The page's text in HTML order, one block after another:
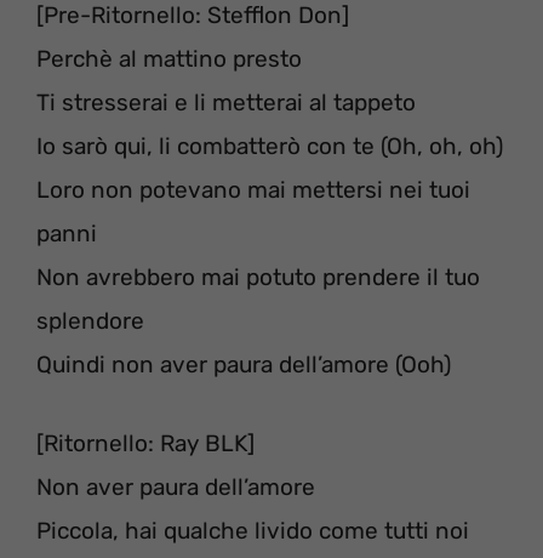
[Pre-Ritornello: Stefflon Don]
Perchè al mattino presto
Ti stresserai e li metterai al tappeto
Io sarò qui, li combatterò con te (Oh, oh, oh)
Loro non potevano mai mettersi nei tuoi
panni
Non avrebbero mai potuto prendere il tuo
splendore
Quindi non aver paura dell’amore (Ooh)
[Ritornello: Ray BLK]
Non aver paura dell’amore
Piccola, hai qualche livido come tutti noi